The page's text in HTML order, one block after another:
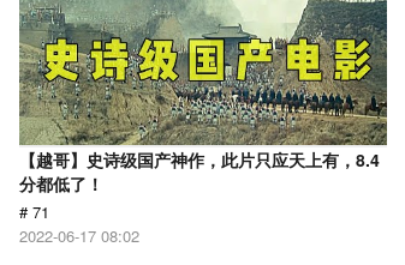
【越哥】史诗级国产神作，此片只应天上有，8.4
分都低了！
# 71
2022-06-17 08:02